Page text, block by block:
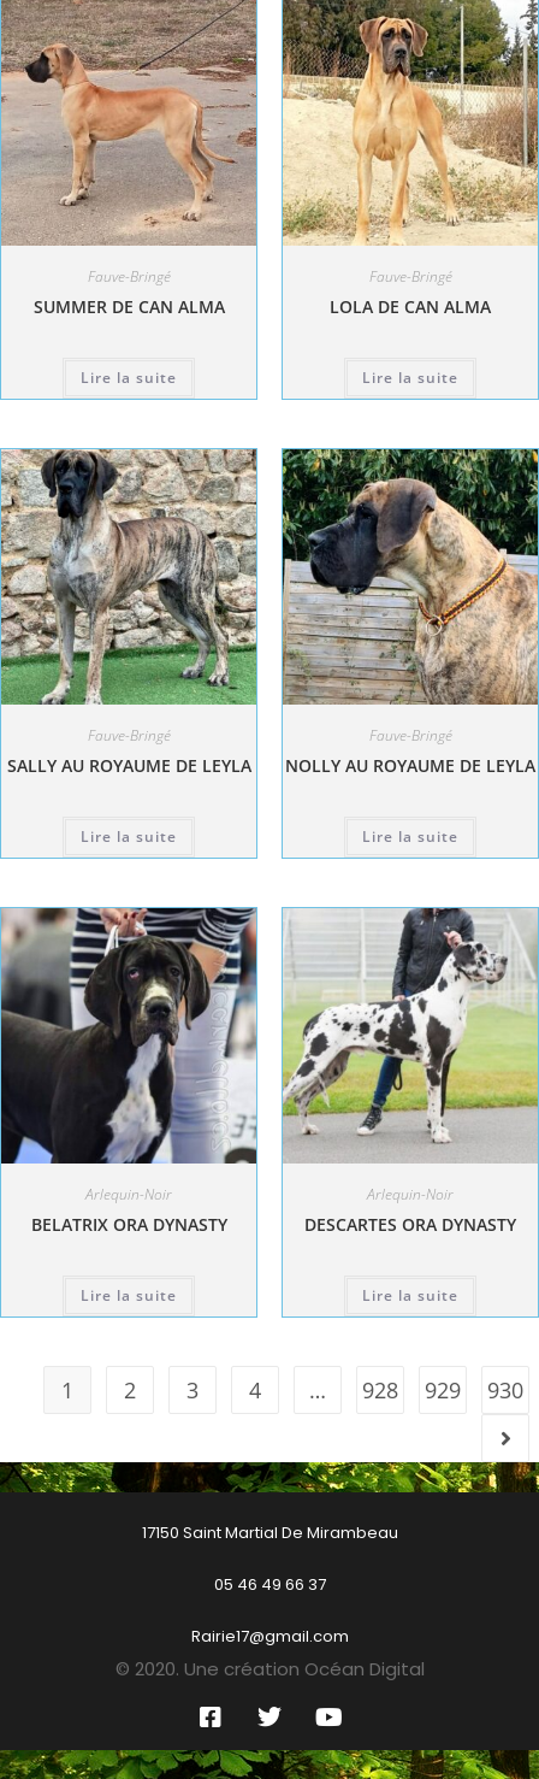
Fauve-Bringé
SUMMER DE CAN ALMA
Lire la suite
Fauve-Bringé
LOLA DE CAN ALMA
Lire la suite
Fauve-Bringé
SALLY AU ROYAUME DE LEYLA
Lire la suite
Fauve-Bringé
NOLLY AU ROYAUME DE LEYLA
Lire la suite
Arlequin-Noir
BELATRIX ORA DYNASTY
Lire la suite
Arlequin-Noir
DESCARTES ORA DYNASTY
Lire la suite
1 2 3 4 … 928 929 930
17150 Saint Martial De Mirambeau
05 46 49 66 37
Rairie17@gmail.com
© 2020. Une création Océan Digital